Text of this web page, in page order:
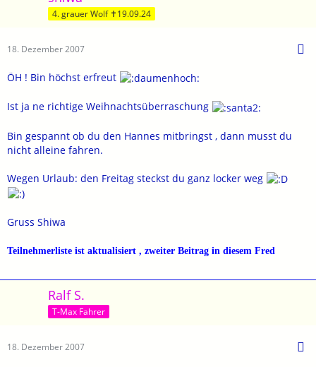
4. grauer Wolf ✝19.09.24
18. Dezember 2007
ÖH ! Bin höchst erfreut
Ist ja ne richtige Weihnachtsüberraschung
Bin gespannt ob du den Hannes mitbringst , dann musst du
nicht alleine fahren.
Wegen Urlaub: den Freitag steckst du ganz locker weg
Gruss Shiwa
Teilnehmerliste ist aktualisiert , zweiter Beitrag in diesem Fred
Ralf S.
T-Max Fahrer
18. Dezember 2007